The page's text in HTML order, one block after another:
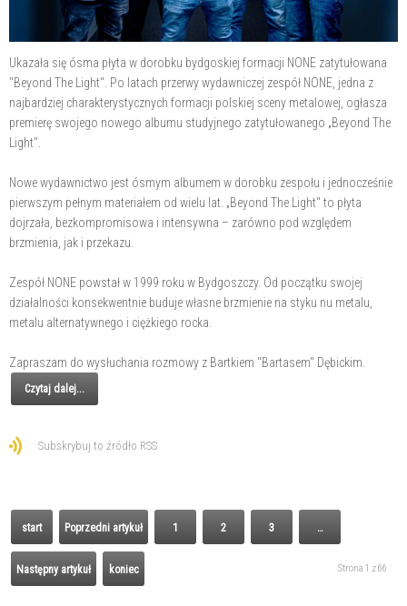
Ukazała się ósma płyta w dorobku bydgoskiej formacji NONE zatytułowana
"Beyond The Light". Po latach przerwy wydawniczej zespół NONE, jedna z
najbardziej charakterystycznych formacji polskiej sceny metalowej, ogłasza
premierę swojego nowego albumu studyjnego zatytułowanego „Beyond The
Light".
Nowe wydawnictwo jest ósmym albumem w dorobku zespołu i jednocześnie
pierwszym pełnym materiałem od wielu lat. „Beyond The Light" to płyta
dojrzała, bezkompromisowa i intensywna – zarówno pod względem
brzmienia, jak i przekazu.
Zespół NONE powstał w 1999 roku w Bydgoszczy. Od początku swojej
działalności konsekwentnie buduje własne brzmienie na styku nu metalu,
metalu alternatywnego i ciężkiego rocka.
Zapraszam do wysłuchania rozmowy z Bartkiem "Bartasem" Dębickim.
Czytaj dalej...
Subskrybuj to źródło RSS
start Poprzedni artykuł 1 2 3 …
Następny artykuł koniec Strona 1 z 66